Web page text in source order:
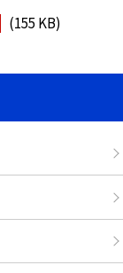
(155 KB)